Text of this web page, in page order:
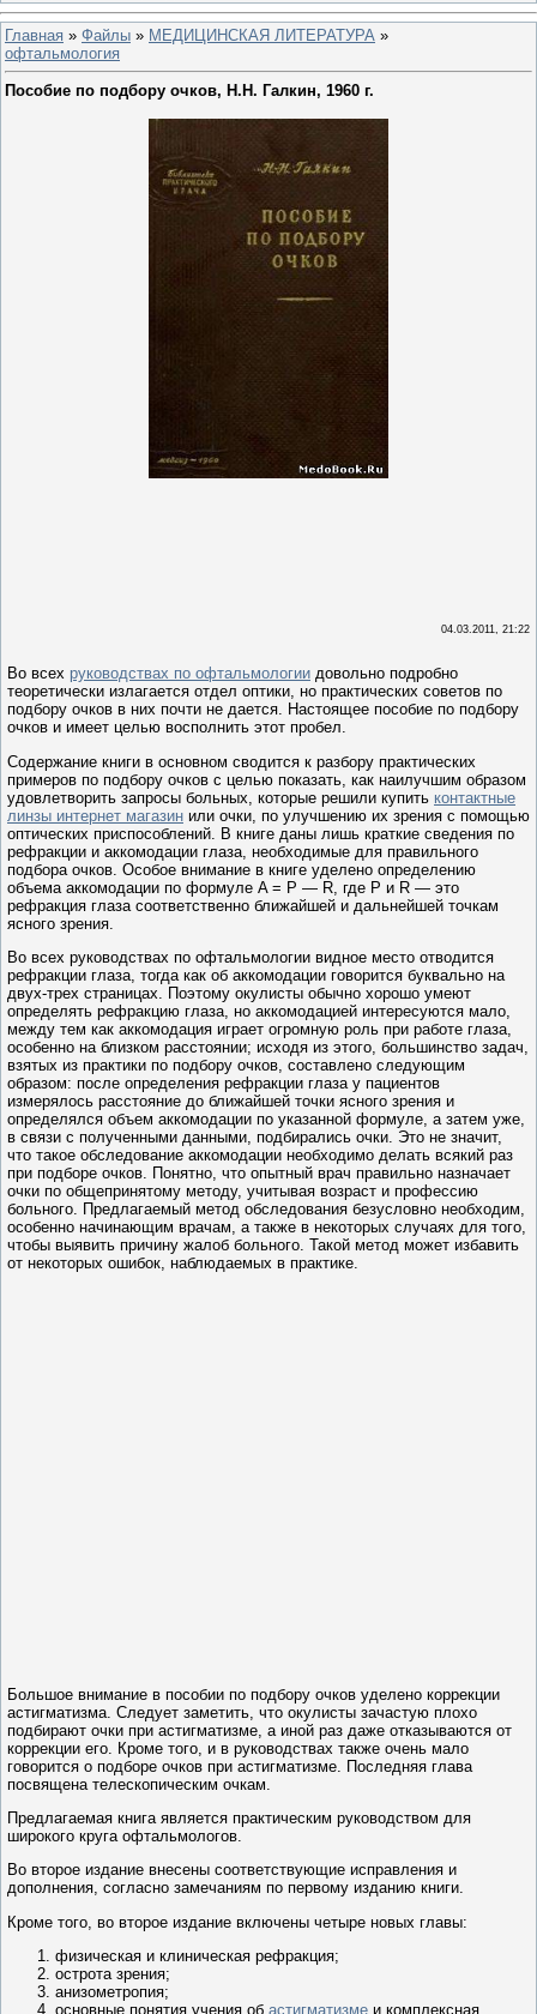
Главная » Файлы » МЕДИЦИНСКАЯ ЛИТЕРАТУРА »
офтальмология
Пособие по подбору очков, Н.Н. Галкин, 1960 г.
04.03.2011, 21:22
Во всех руководствах по офтальмологии довольно подробно
теоретически излагается отдел оптики, но практических советов по
подбору очков в них почти не дается. Настоящее пособие по подбору
очков и имеет целью восполнить этот пробел.
Содержание книги в основном сводится к разбору практических
примеров по подбору очков с целью показать, как наилучшим образом
удовлетворить запросы больных, которые решили купить контактные
линзы интернет магазин или очки, по улучшению их зрения с помощью
оптических приспособлений. В книге даны лишь краткие сведения по
рефракции и аккомодации глаза, необходимые для правильного
подбора очков. Особое внимание в книге уделено определению
объема аккомодации по формуле A = P — R, где Р и R — это
рефракция глаза соответственно ближайшей и дальнейшей точкам
ясного зрения.
Во всех руководствах по офтальмологии видное место отводится
рефракции глаза, тогда как об аккомодации говорится буквально на
двух-трех страницах. Поэтому окулисты обычно хорошо умеют
определять рефракцию глаза, но аккомодацией интересуются мало,
между тем как аккомодация играет огромную роль при работе глаза,
особенно на близком расстоянии; исходя из этого, большинство задач,
взятых из практики по подбору очков, составлено следующим
образом: после определения рефракции глаза у пациентов
измерялось расстояние до ближайшей точки ясного зрения и
определялся объем аккомодации по указанной формуле, а затем уже,
в связи с полученными данными, подбирались очки. Это не значит,
что такое обследование аккомодации необходимо делать всякий раз
при подборе очков. Понятно, что опытный врач правильно назначает
очки по общепринятому методу, учитывая возраст и профессию
больного. Предлагаемый метод обследования безусловно необходим,
особенно начинающим врачам, а также в некоторых случаях для того,
чтобы выявить причину жалоб больного. Такой метод может избавить
от некоторых ошибок, наблюдаемых в практике.
Большое внимание в пособии по подбору очков уделено коррекции
астигматизма. Следует заметить, что окулисты зачастую плохо
подбирают очки при астигматизме, а иной раз даже отказываются от
коррекции его. Кроме того, и в руководствах также очень мало
говорится о подборе очков при астигматизме. Последняя глава
посвящена телескопическим очкам.
Предлагаемая книга является практическим руководством для
широкого круга офтальмологов.
Во второе издание внесены соответствующие исправления и
дополнения, согласно замечаниям по первому изданию книги.
Кроме того, во второе издание включены четыре новых главы:
физическая и клиническая рефракция;
острота зрения;
анизометропия;
основные понятия учения об астигматизме и комплексная